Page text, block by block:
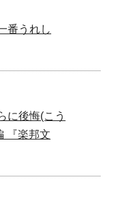
番うれし
に後悔(こう
『楽邦文